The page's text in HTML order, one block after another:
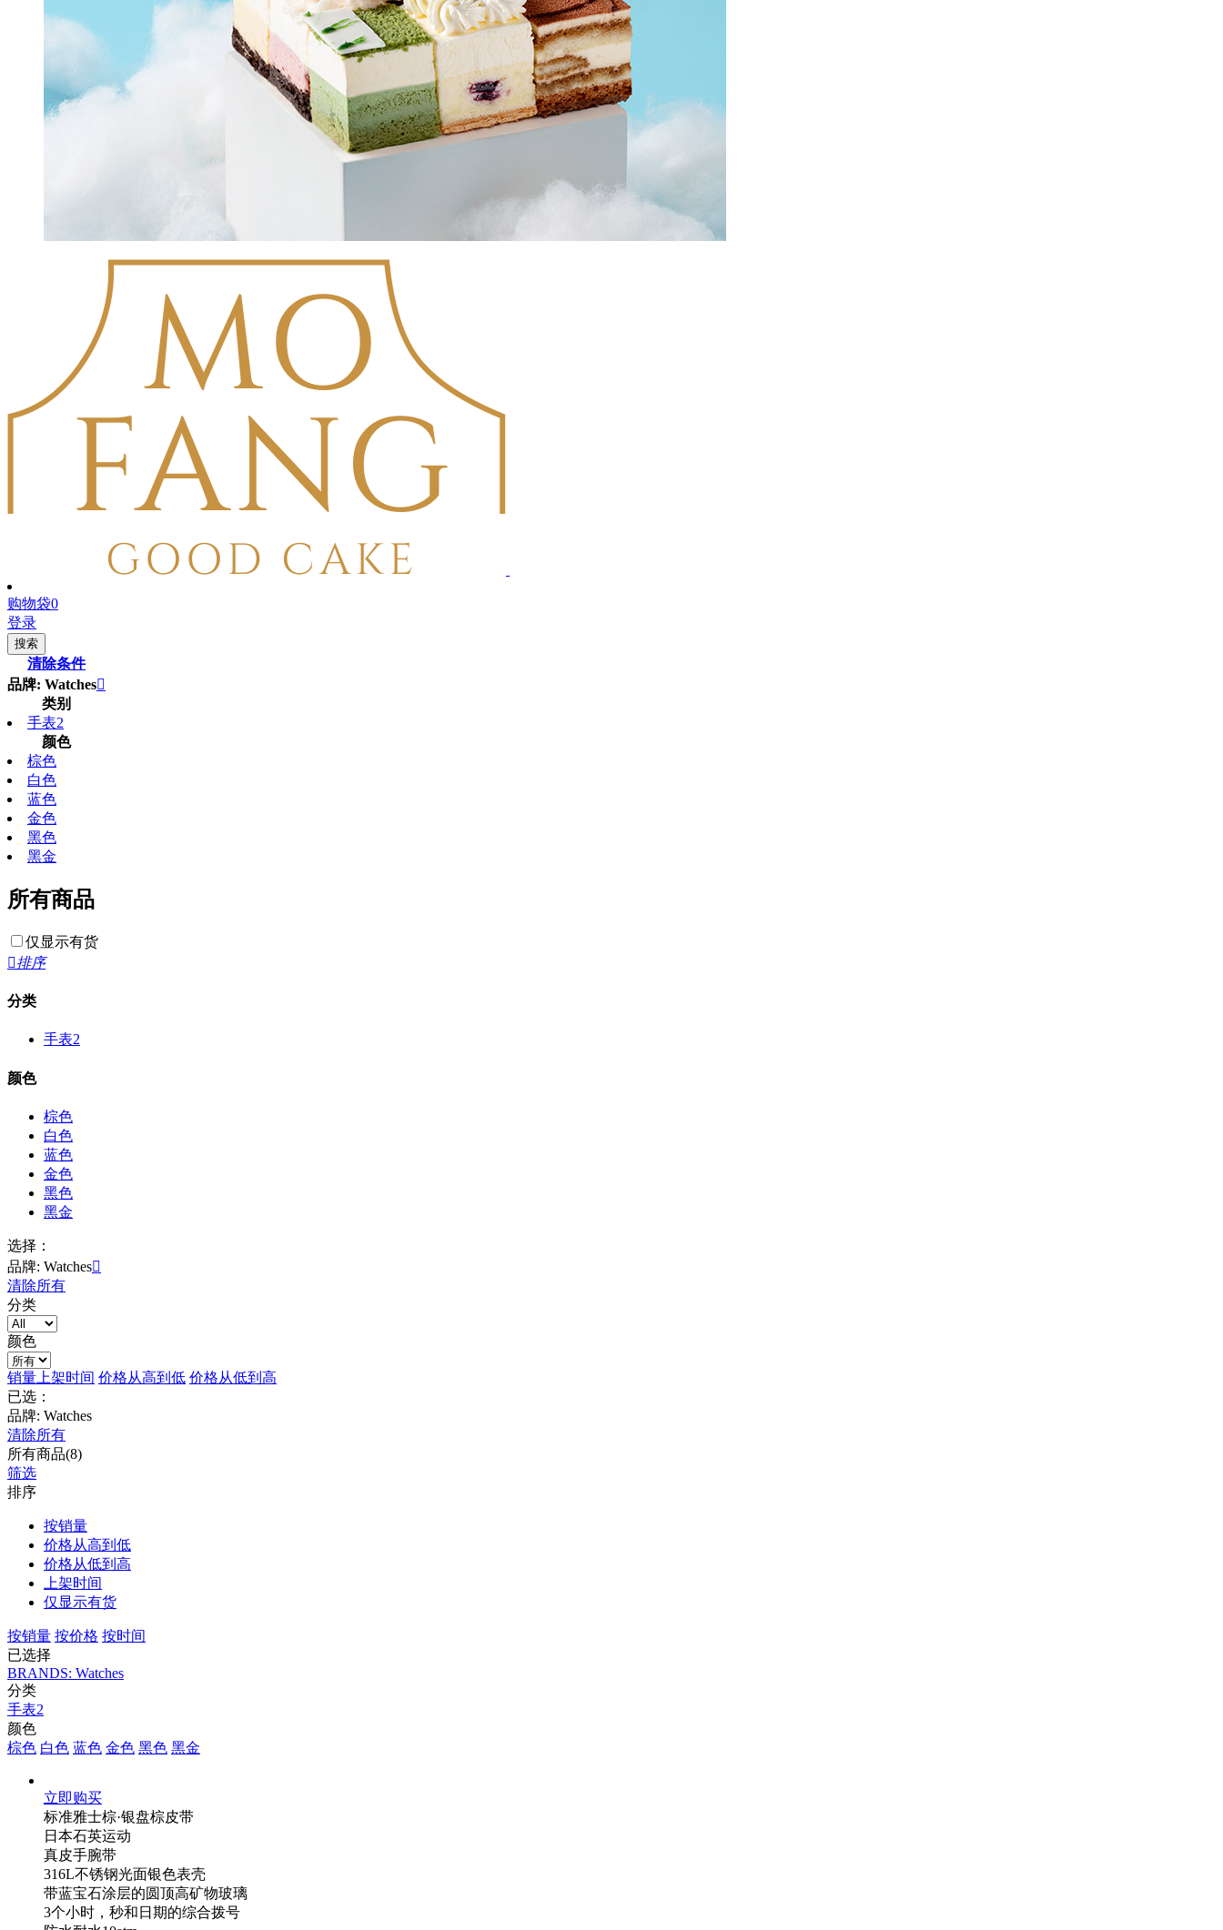
购物袋0
登录
搜索
清除条件
品牌: Watches
类别
手表2
颜色
棕色
白色
蓝色
金色
黑色
黑金
所有商品
仅显示有货
排序
分类
手表2
颜色
棕色
白色
蓝色
金色
黑色
黑金
选择：
品牌: Watches
清除所有
分类
颜色
销量 上架时间 价格从高到低 价格从低到高
已选：
品牌: Watches
清除所有
所有商品(8)
筛选
排序
按销量
价格从高到低
价格从低到高
上架时间
仅显示有货
按销量 按价格 按时间
已选择
BRANDS: Watches
分类
手表2
颜色
棕色 白色 蓝色 金色 黑色 黑金
立即购买
标准雅士棕·银盘棕皮带
日本石英运动
真皮手腕带
316L不锈钢光面银色表壳
带蓝宝石涂层的圆顶高矿物玻璃
3个小时，秒和日期的综合拨号